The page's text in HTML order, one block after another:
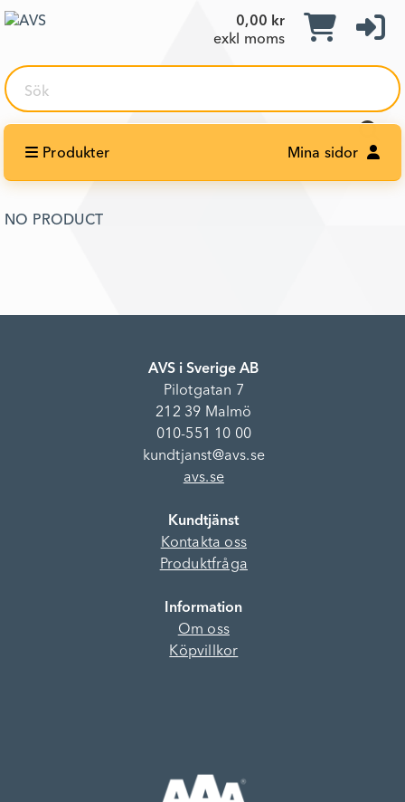
0,00 kr
exkl moms
Sök
Produkter Mina sidor
NO PRODUCT
AVS i Sverige AB
Pilotgatan 7
212 39 Malmö
010-551 10 00
kundtjanst@avs.se
avs.se
Kundtjänst
Kontakta oss
Produktfråga
Information
Om oss
Köpvillkor